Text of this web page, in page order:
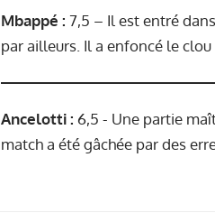
Mbappé : 7,5 – Il est entré
par ailleurs. Il a enfoncé le
Ancelotti : 6,5 - Une partie
match a été gâchée par des